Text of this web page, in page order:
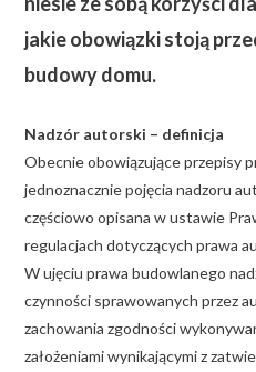
jakie obowiązki stoją
budowy domu.
Nadzór autorski – definicja
Obecnie obowiązujące przepisy
jednoznacznie pojęcia nadzoru
częściowo opisana w ustawie
regulacjach dotyczących prawa
W ujęciu prawa budowlanego
czynności sprawowanych przez
zachowania zgodności
założeniami wynikającymi z